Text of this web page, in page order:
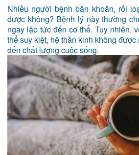
Nhiều người bệnh băn khoăn, rối
được không? Bệnh lý này thường
ngay lập tức đến cơ thể. Tuy nhiên,
thể suy kiệt, hệ thần kinh không
đến chất lượng cuộc sống.